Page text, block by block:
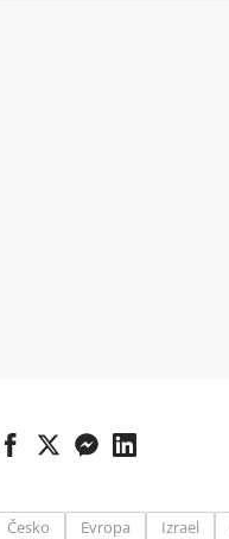
Česko Evropa Izrael